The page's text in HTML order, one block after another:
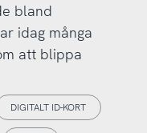
bland
idag många
att blippa
DIGITALT ID-KORT